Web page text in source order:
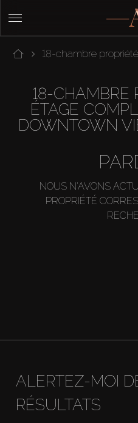
18-chambre
18-CHAMBRE
ÉTAGE
DOWNTOWN
NOUS N'AVONS
PROPRIÉTÉ
ALERTEZ-MOI
RÉSULTATS